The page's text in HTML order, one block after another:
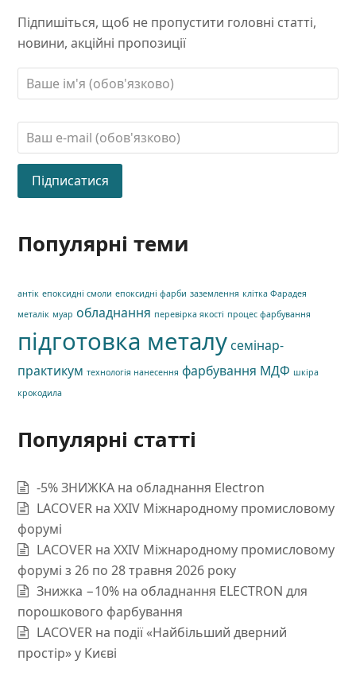
Підпишіться, щоб не пропустити головні статті,
новини, акційні пропозиції
Популярні теми
антік епоксидні смоли епоксидні фарби заземлення клітка Фарадея
металік муар обладнання перевірка якості процес фарбування
підготовка металу семінар-
практикум технологія нанесення фарбування МДФ шкіра
крокодила
Популярні статті
-5% ЗНИЖКА на обладнання Electron
LACOVER на XXIV Міжнародному промисловому
форумі
LACOVER на XXIV Міжнародному промисловому
форумі з 26 по 28 травня 2026 року
Знижка −10% на обладнання ELECTRON для
порошкового фарбування
LACOVER на події «Найбільший дверний
простір» у Києві